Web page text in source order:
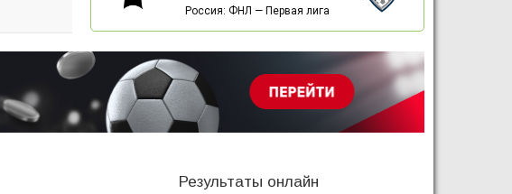
Россия: ФНЛ — Первая лига
Результаты онлайн